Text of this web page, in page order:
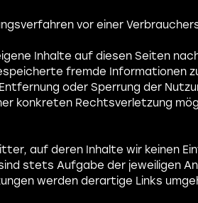
vor einer
Inhalte auf diesen Seiten
fremde Informationen
oder Sperrung der
konkreten Rechtsverletzung
auf deren Inhalte wir keinen
stets Aufgabe der jeweiligen
werden derartige Links